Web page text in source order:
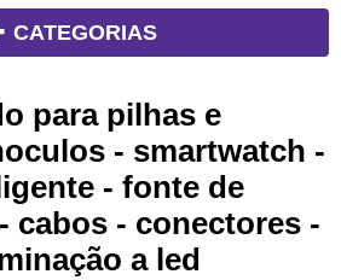
CATEGORIAS
para pilhas e
- smartwatch -
- fonte de
cabos - conectores -
a led